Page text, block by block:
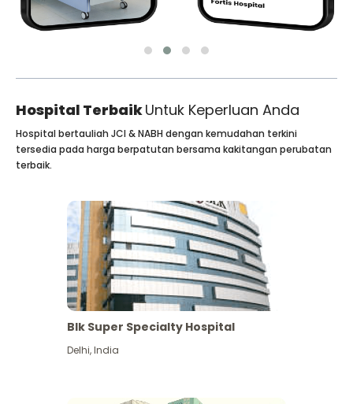
Hospital TerbaikUntuk Keperluan Anda
Hospital bertauliah JCI & NABH dengan kemudahan terkini
tersedia pada harga berpatutan bersama kakitangan perubatan
terbaik.
Blk Super Specialty Hospital
Delhi,India